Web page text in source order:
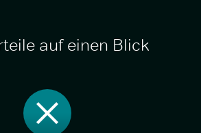
auf einen Blick